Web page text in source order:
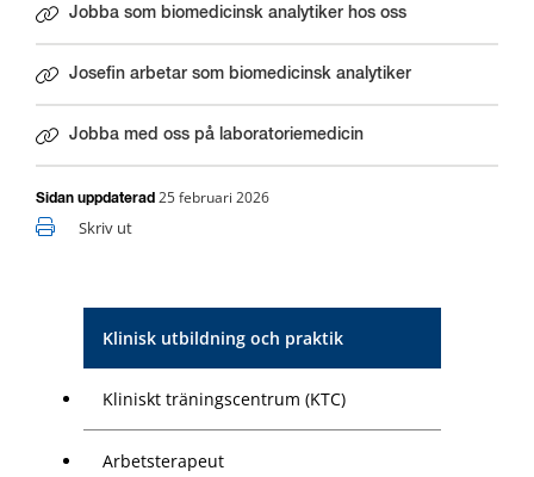
Klinisk utbildning och praktik
Kliniskt träningscentrum (KTC)
Arbetsterapeut
Jobba som biomedicinsk analytiker hos oss
Josefin arbetar som biomedicinsk analytiker
Jobba med oss på laboratoriemedicin
Sidan uppdaterad 25 februari 2026
Skriv ut